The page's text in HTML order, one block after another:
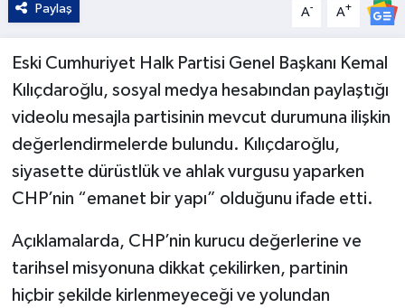
Paylaş A- A+
Eski Cumhuriyet Halk Partisi Genel Başkanı Kemal
Kılıçdaroğlu, sosyal medya hesabından paylaştığı
videolu mesajla partisinin mevcut durumuna ilişkin
değerlendirmelerde bulundu. Kılıçdaroğlu,
siyasette dürüstlük ve ahlak vurgusu yaparken
CHP’nin “emanet bir yapı” olduğunu ifade etti.
Açıklamalarda, CHP’nin kurucu değerlerine ve
tarihsel misyonuna dikkat çekilirken, partinin
hiçbir şekilde kirlenmeyeceği ve yolundan